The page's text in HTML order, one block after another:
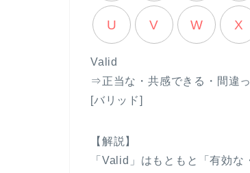
U V W X
Valid
⇒正当な・共感できる・間違
[バリッド]
【解説】
「Valid」はもともと「有効